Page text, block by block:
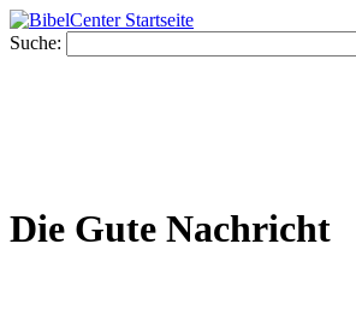
Suche:
Die Gute Nachricht